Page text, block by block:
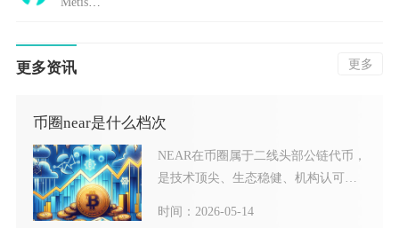
更多资讯 更多
币圈near是什么档次
NEAR在币圈属于二线头部公链代币，
是技术顶尖、生态稳健、机构认可度
时间：2026-05-14